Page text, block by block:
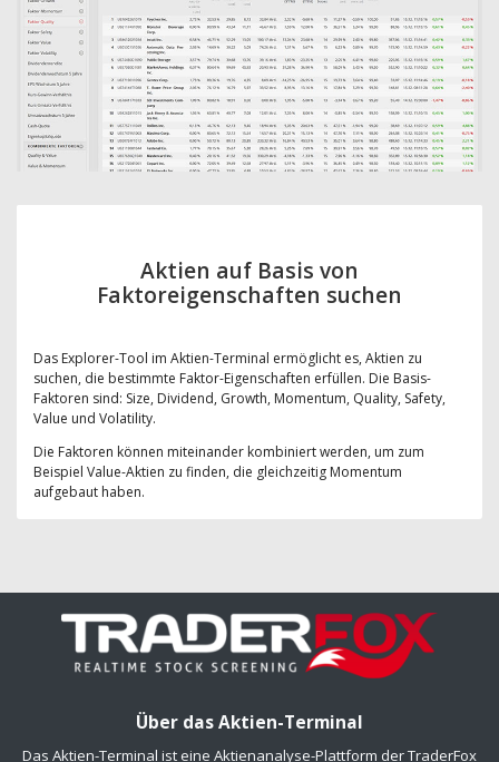
Aktien auf Basis von
Faktoreigenschaften suchen
Das Explorer-Tool im Aktien-Terminal ermöglicht es, Aktien zu
suchen, die bestimmte Faktor-Eigenschaften erfüllen. Die Basis-
Faktoren sind: Size, Dividend, Growth, Momentum, Quality, Safety,
Value und Volatility.
Die Faktoren können miteinander kombiniert werden, um zum
Beispiel Value-Aktien zu finden, die gleichzeitig Momentum
aufgebaut haben.
Über das Aktien-Terminal
Das Aktien-Terminal ist eine Aktienanalyse-Plattform der TraderFox